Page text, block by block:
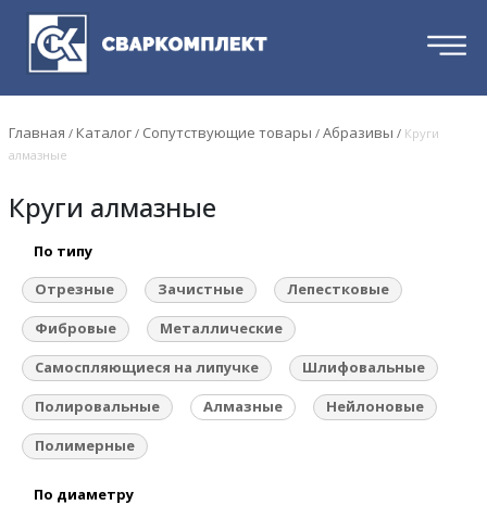
Главная / Каталог / Сопутствующие товары /Абразивы / Круги
алмазные
Круги алмазные
По типу
Отрезные
Зачистные
Лепестковые
Фибровые
Металлические
Самоспляющиеся на липучке
Шлифовальные
Полировальные
Алмазные
Нейлоновые
Полимерные
По диаметру